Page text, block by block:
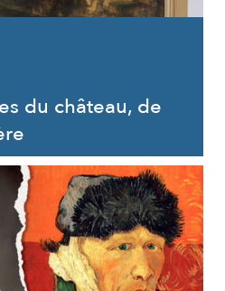
du château, de